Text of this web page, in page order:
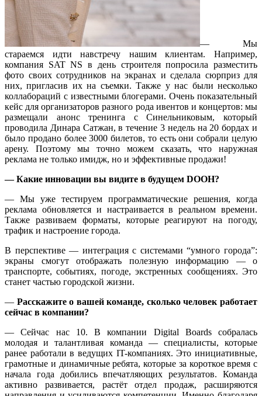
— Мы
стараемся идти навстречу нашим клиентам. Например,
компания SAT NS в день строителя попросила разместить
фото своих сотрудников на экранах и сделала сюрприз для
них, пригласив их на съемки. Также у нас были несколько
коллабораций с известными блогерами. Очень показательный
кейс для организаторов разного рода ивентов и концертов: мы
размещали анонс тренинга с Синельниковым, который
проводила Динара Сатжан, в течение 3 недель на 20 бордах и
было продано более 3000 билетов, то есть они собрали целую
арену. Поэтому мы точно можем сказать, что наружная
реклама не только имидж, но и эффективные продажи!
— Какие инновации вы видите в будущем DOOH?
— Мы уже тестируем программатические решения, когда
реклама обновляется и настраивается в реальном времени.
Также развиваем форматы, которые реагируют на погоду,
трафик и настроение города.
В перспективе — интеграция с системами “умного города”:
экраны смогут отображать полезную информацию — о
транспорте, событиях, погоде, экстренных сообщениях. Это
станет частью городской жизни.
— Расскажите о вашей команде, сколько человек работает
сейчас в компании?
— Сейчас нас 10. В компании Digital Boards собралась
молодая и талантливая команда — специалисты, которые
ранее работали в ведущих IT-компаниях. Это инициативные,
грамотные и динамичные ребята, которые за короткое время с
начала года добились впечатляющих результатов. Команда
активно развивается, растёт отдел продаж, расширяются